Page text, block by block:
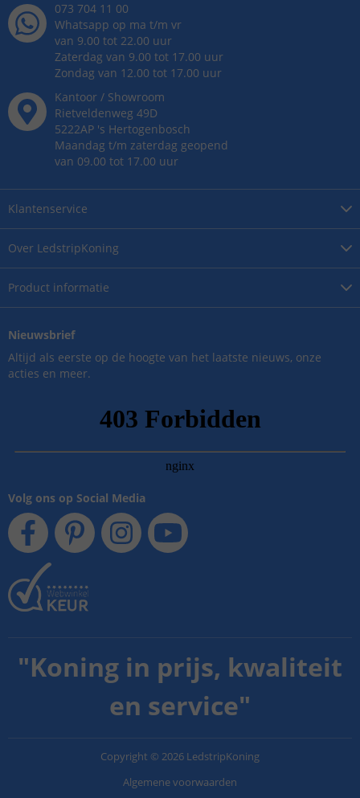
Over LedstripKoning
Product informatie
Klantenservice
073 704 11 00
Whatsapp op ma t/m vr
van 9.00 tot 22.00 uur
Zaterdag van 9.00 tot 17.00 uur
Zondag van 12.00 tot 17.00 uur
Kantoor / Showroom
Rietveldenweg 49D
5222AP 's Hertogenbosch
Maandag t/m zaterdag geopend
van 09.00 tot 17.00 uur
Nieuwsbrief
Altijd als eerste op de hoogte van het laatste nieuws, onze
acties en meer.
Volg ons op Social Media
"Koning in prijs, kwaliteit
en service"
Copyright © 2026 LedstripKoning
Algemene voorwaarden